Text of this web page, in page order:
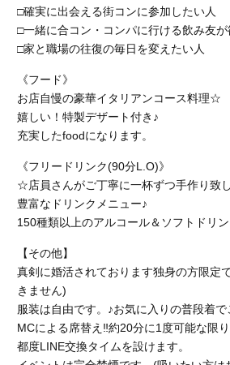
□確実に出会える街コンに参加したい人
□一緒に合コン・コンパに行ける飲み友が
□家と職場の往復の毎日を変えたい人
《フード》
お店自慢の豪華イタリアンコース料理☆
嬉しい！特製デザート付き♪
充実したfoodになります。
《フリードリンク(90分L.O)》
☆店員さんがご丁寧に一杯ずつ手作り致
豊富なドリンクメニュー♪
150種類以上のアルコール＆ソフトドリン
【その他】
真剣に婚活されております独身の方限定
きません)
服装は自由です。♪お気に入りの普段着
MCによる席替え‼︎約20分に1度可能な限
都度LINE交換タイムを設けます。